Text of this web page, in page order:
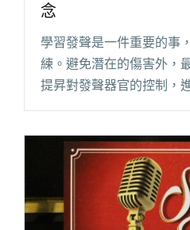
念
學習發聲是一件重要的事
練。避免潛在的傷害外，
提昇對發聲器官的控制，
順暢。當你的聲音已經乖
二的口吻，唱出屬於自己
詮釋歌曲？主唱必備的五